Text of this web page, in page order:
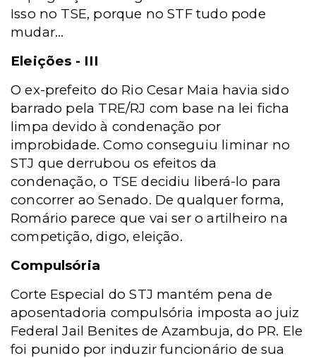
Isso no TSE, porque no STF tudo pode
mudar...
Eleições - III
O ex-prefeito do Rio Cesar Maia havia sido
barrado pela TRE/RJ com base na lei ficha
limpa devido à condenação por
improbidade. Como conseguiu liminar no
STJ que derrubou os efeitos da
condenação, o TSE decidiu liberá-lo para
concorrer ao Senado. De qualquer forma,
Romário parece que vai ser o artilheiro na
competição, digo, eleição.
Compulsória
Corte Especial do STJ mantém pena de
aposentadoria compulsória imposta ao juiz
Federal Jail Benites de Azambuja, do PR. Ele
foi punido por induzir funcionário de sua